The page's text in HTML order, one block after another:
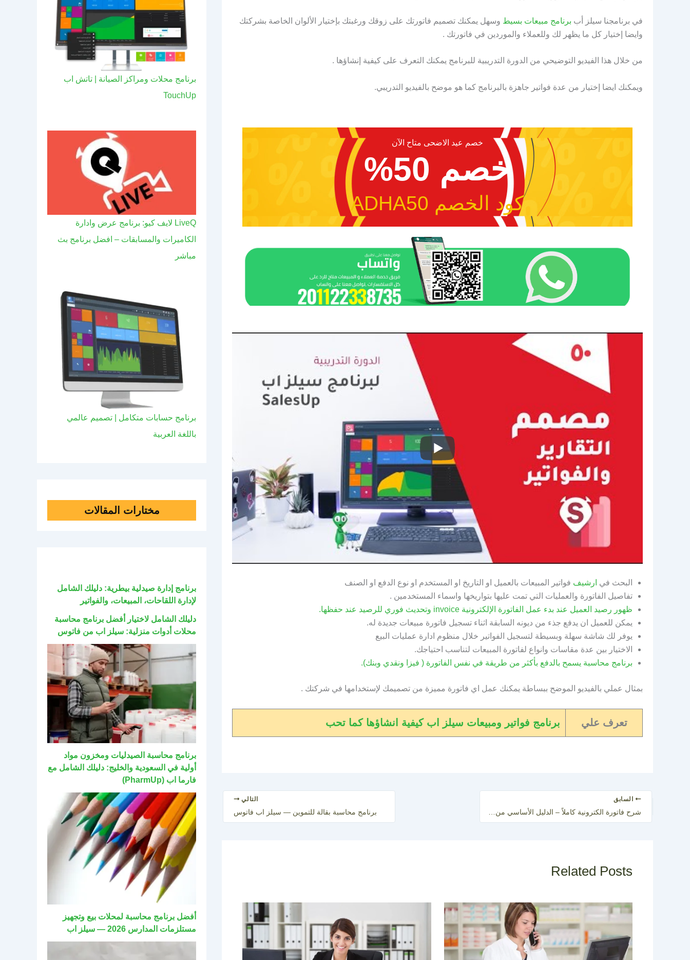
في برنامجنا سيلز أب برنامج مبيعات بسيط وسهل يمكنك تصميم فاتورتك على زوقك ورغبتك بإختيار الألوان الخاصة بشركتك
وايضا إختيار كل ما يظهر لك وللعملاء والموردين في فاتورتك .
من خلال هذا الفيديو التوضيحي من الدورة التدريبية للبرنامج يمكنك التعرف على كيفية إنشاؤها .
ويمكنك ايضا إختيار من عدة فواتير جاهزة بالبرنامج كما هو موضح بالفيديو التدريبي.
خصم عيد الاضحى متاح الآن
خصم 50%
كود الخصم ADHA50
البحث في ارشيف فواتير المبيعات بالعميل او التاريخ او المستخدم او نوع الدفع او الصنف
تفاصيل الفاتورة والعمليات التي تمت عليها بتواريخها واسماء المستخدمين .
ظهور رصيد العميل عند بدء عمل الفاتورة الإلكترونية invoice وتحديث فوري للرصيد عند حفظها.
يمكن للعميل ان يدفع جذء من ديونه السابقة اثناء تسجيل فاتورة مبيعات جديدة له.
يوفر لك شاشة سهلة وبسيطة لتسجيل الفواتير خلال منظوم ادارة عمليات البيع
الاختيار بين عدة مقاسات وانواع لفاتورة المبيعات لتناسب احتياجك.
برنامج محاسبة يسمح بالدفع بأكثر من طريقة في نفس الفاتورة ( فيزا ونقدي وبنك).
بمثال عملي بالفيديو الموضح ببساطة يمكنك عمل اي فاتورة مميزة من تصميمك لإستخدامها في شركتك .
تعرف علي برنامج فواتير ومبيعات سيلز اب كيفية انشاؤها كما تحب
السابق التالي
برنامج محاسبة بقالة للتموين — سيلز اب فاتوس
Related Posts
برنامج محلات ومراكز الصيانة | تاتش اب
TouchUp
LiveQ لايف كيو: برنامج عرض وادارة
الكاميرات والمسابقات – افضل برنامج بث
مباشر
برنامج حسابات متكامل | تصميم عالمي
باللغة العربية
مختارات المقالات
برنامج إدارة صيدلية بيطرية: دليلك الشامل
لإدارة اللقاحات، المبيعات، والفواتير
دليلك الشامل لاختيار أفضل برنامج محاسبة
محلات أدوات منزلية: سيلز اب من فاتوس
برنامج محاسبة الصيدليات ومخزون مواد
أولية في السعودية والخليج: دليلك الشامل مع
فارما اب (PharmUp)
أفضل برنامج محاسبة لمحلات بيع وتجهيز
مستلزمات المدارس 2026 — سيلز اب